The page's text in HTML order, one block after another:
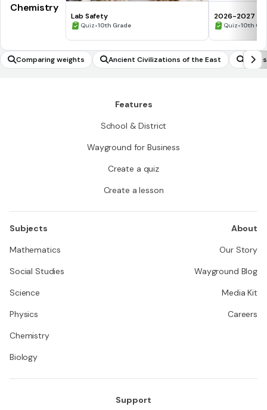
Chemistry
Lab Safety
Quiz•10th Grade
2026-2027
assessment
Quiz•10th
Comparing weights Ancient Civilizations of the East
Features
School & District
Wayground for Business
Create a quiz
Create a lesson
Subjects
Mathematics
Social Studies
Science
Physics
Chemistry
Biology
About
Our Story
Wayground Blog
Media Kit
Careers
Support